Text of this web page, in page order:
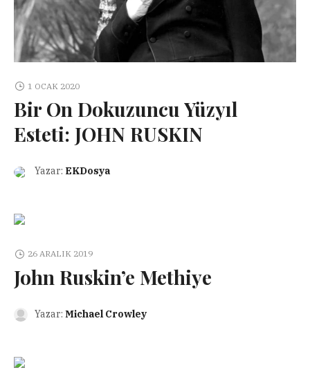
1 OCAK 2020
Bir On Dokuzuncu Yüzyıl
Esteti: JOHN RUSKIN
Yazar: EKDosya
26 ARALIK 2019
John Ruskin’e Methiye
Yazar: Michael Crowley